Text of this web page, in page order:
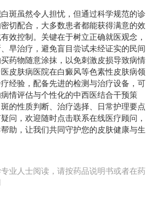
斑虽然令人担忧，但通过科学规范的诊
切配合，大多数患者都能获得满意的效
效控制。关键在于树立正确就医观念，
早治疗，避免盲目尝试未经证实的民间
药物随意涂抹，以免刺激皮损导致病情
皮肤病医院在白癜风等色素性皮肤病领
经验，配备先进的检测与治疗设备，可
情评估与个性化的中西医结合干预策
的性质判断、治疗选择、日常护理要点
问，欢迎随时点击联系在线医疗顾问，
助，让我们共同守护您的皮肤健康与生
业人士阅读，请按药品说明书或者在药